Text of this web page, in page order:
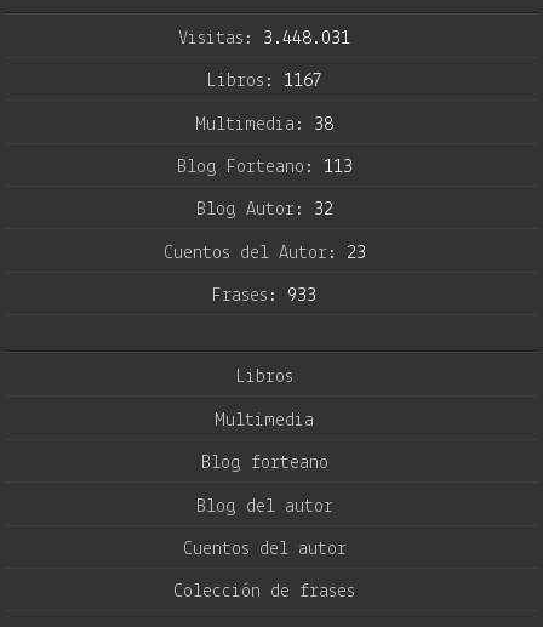
Visitas: 3.448.031
Libros: 1167
Multimedia: 38
Blog Forteano: 113
Blog Autor: 32
Cuentos del Autor: 23
Frases: 933
Libros
Multimedia
Blog forteano
Blog del autor
Cuentos del autor
Colección de frases